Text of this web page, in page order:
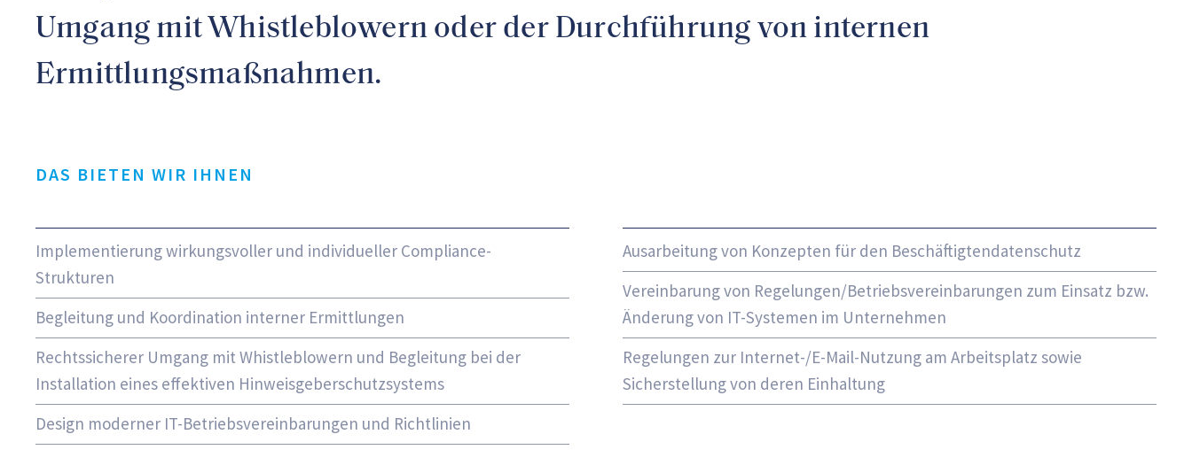
Umgang mit Whistleblowern oder der Durchführung von internen
Ermittlungsmaßnahmen.
DAS BIETEN WIR IHNEN
Implementierung wirkungsvoller und individueller Compliance-
Strukturen
Begleitung und Koordination interner Ermittlungen
Rechtssicherer Umgang mit Whistleblowern und Begleitung bei der
Installation eines effektiven Hinweisgeberschutzsystems
Design moderner IT-Betriebsvereinbarungen und Richtlinien
Ausarbeitung von Konzepten für den Beschäftigtendatenschutz
Vereinbarung von Regelungen/Betriebsvereinbarungen zum Einsatz bzw.
Änderung von IT-Systemen im Unternehmen
Regelungen zur Internet-/E-Mail-Nutzung am Arbeitsplatz sowie
Sicherstellung von deren Einhaltung